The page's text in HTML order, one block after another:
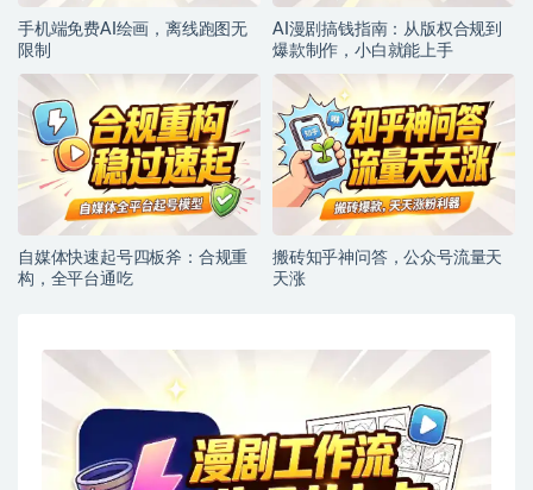
手机端免费AI绘画，离线跑图无
限制
AI漫剧搞钱指南：从版权合规到
爆款制作，小白就能上手
自媒体快速起号四板斧：合规重
构，全平台通吃
搬砖知乎神问答，公众号流量天
天涨